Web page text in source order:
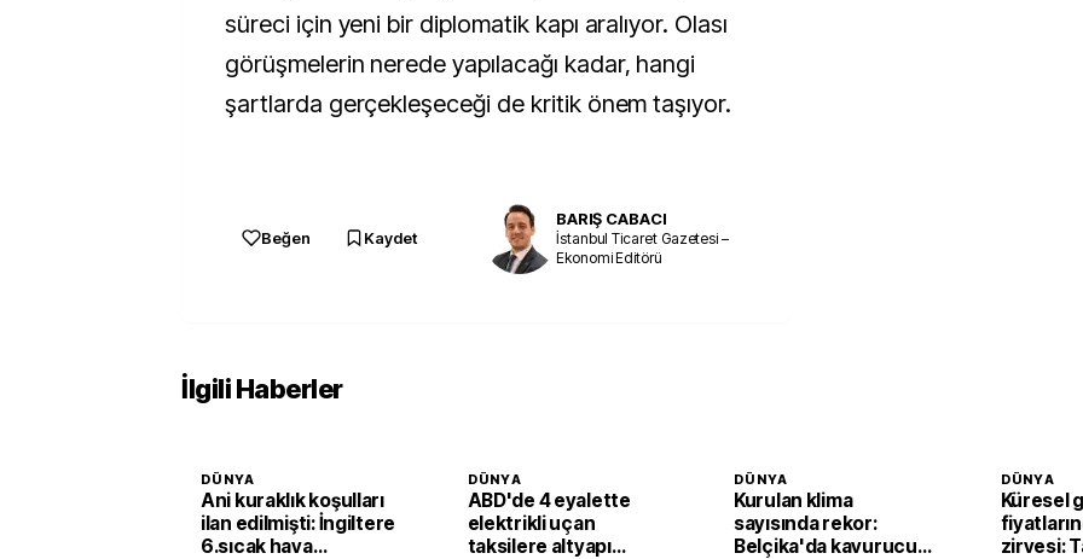
süreci için yeni bir diplomatik kapı aralıyor. Olası
görüşmelerin nerede yapılacağı kadar, hangi
şartlarda gerçekleşeceği de kritik önem taşıyor.
Beğen Kaydet
BARIŞ CABACI
İstanbul Ticaret Gazetesi –
Ekonomi Editörü
İlgili Haberler
DÜNYA
Ani kuraklık koşulları
ilan edilmişti: İngiltere
6.sıcak hava
DÜNYA
ABD'de 4 eyalette
elektrikli uçan
taksilere altyapı
DÜNYA
Kurulan klima
sayısında rekor:
Belçika'da kavurucu
DÜNYA
Küresel
zirvesi: